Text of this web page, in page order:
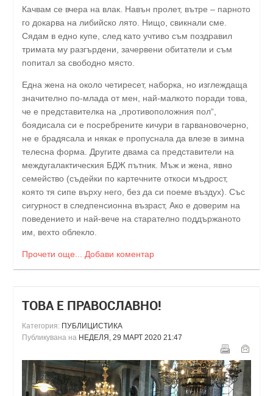
Качвам се вчера на влак. Навън пролет, вътре – парното
го докарва на либийско лято. Нищо, свикнали сме.
Сядам в едно купе, след като учтиво съм поздравил
тримата му разгърдени, зачервени обитатели и съм
попитал за свободно място.
Една жена на около четиресет, наборка, но изглеждаща
значително по-млада от мен, най-малкото поради това,
че е представителка на „противоположния пол“,
боядисала си е посребрените кичури в гарвановочерно,
не е брадясала и някак е пропуснала да влезе в зимна
телесна форма. Другите двама са представители на
междугалактическия БДЖ пътник. Мъж и жена, явно
семейство (съдейки по картечните откоси мъдрост,
която тя сипе върху него, без да си поеме въздух). Със
сигурност в следпенсионна възраст, Ако е доверим на
поведението и най-вече на старателно поддържаното
им, вехто облекло.
Прочети още... Добави коментар
ТОВА Е ПРАВОСЛАВНО!
Категория: ПУБЛИЦИСТИКА
Публикувана на НЕДЕЛЯ, 29 МАРТ 2020 21:47